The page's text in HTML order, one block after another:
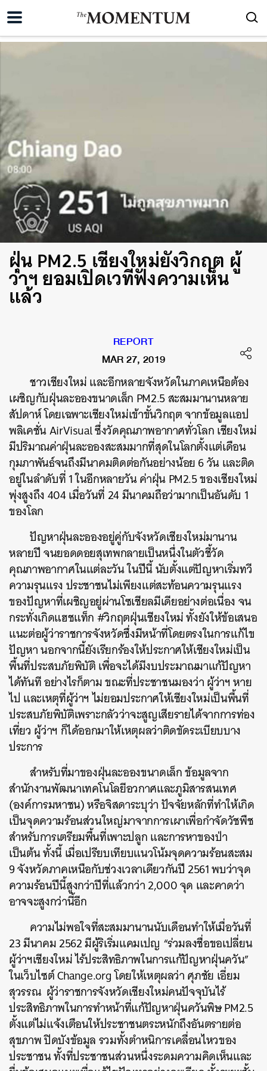
ฝุ่น PM2.5 เชียงใหม่ยังวิกฤต ผู้
ว่าฯ ยอมเปิดเวทีฟังความเห็น
แล้ว
REPORT
MAR 27, 2019
ชาวเชียงใหม่ และอีกหลายจังหวัดในภาคเหนือต้อง
เผชิญกับฝุ่นละอองขนาดเล็ก PM2.5 สะสมมานานหลาย
สัปดาห์ โดยเฉพาะเชียงใหม่เข้าขั้นวิกฤต จากข้อมูลแอป
พลิเคชั่น AirVisual ซึ่งวัดคุณภาพอากาศทั่วโลก เชียงใหม่
มีปริมาณค่าฝุ่นละอองสะสมมากที่สุดในโลกตั้งแต่เดือน
กุมภาพันธ์จนถึงมีนาคมติดต่อกันอย่างน้อย 6 วัน และติด
อยู่ในลำดับที่ 1 ในอีกหลายวัน ค่าฝุ่น PM2.5 ของเชียงใหม่
พุ่งสูงถึง 404 เมื่อวันที่ 24 มีนาคมถือว่ามากเป็นอันดับ 1
ของโลก
ปัญหาฝุ่นละอองอยู่คู่กับจังหวัดเชียงใหม่มานาน
หลายปี จนยอดดอยสุเทพกลายเป็นหนึ่งในตัวชี้วัด
คุณภาพอากาศในแต่ละวัน ในปีนี้ นับตั้งแต่ปัญหาเริ่มทวี
ความรุนแรง ประชาชนไม่เพียงแต่สะท้อนความรุนแรง
ของปัญหาที่เผชิญอยู่ผ่านโซเชียลมีเดียอย่างต่อเนื่อง จน
กระทั่งเกิดแฮชแท็ก #วิกฤตฝุ่นเชียงใหม่ ทั้งยังให้ข้อเสนอ
แนะต่อผู้ว่าราชการจังหวัดซึ่งมีหน้าที่โดยตรงในการแก้ไข
ปัญหา นอกจากนี้ยังเรียกร้องให้ประกาศให้เชียงใหม่เป็น
พื้นที่ประสบภัยพิบัติ เพื่อจะได้มีงบประมาณมาแก้ปัญหา
ได้ทันที อย่างไรก็ตาม ขณะที่ประชาชนมองว่า ผู้ว่าฯ หาย
ไป และเหตุที่ผู้ว่าฯ ไม่ยอมประกาศให้เชียงใหม่เป็นพื้นที่
ประสบภัยพิบัติเพราะกลัวว่าจะสูญเสียรายได้จากการท่อง
เที่ยว ผู้ว่าฯ ก็ได้ออกมาให้เหตุผลว่าติดขัดระเบียบบาง
ประการ
สำหรับที่มาของฝุ่นละอองขนาดเล็ก ข้อมูลจาก
สำนักงานพัฒนาเทคโนโลยีอวกาศและภูมิสารสนเทศ
(องค์การมหาชน) หรือจิสดาระบุว่า ปัจจัยหลักที่ทำให้เกิด
เป็นจุดความร้อนส่วนใหญ่มาจากการเผาเพื่อกำจัดวัชพืช
สำหรับการเตรียมพื้นที่เพาะปลูก และการหาของป่า
เป็นต้น ทั้งนี้ เมื่อเปรียบเทียบแนวโน้มจุดความร้อนสะสม
9 จังหวัดภาคเหนือกับช่วงเวลาเดียวกันปี 2561 พบว่าจุด
ความร้อนปีนี้สูงกว่าปีที่แล้วกว่า 2,000 จุด และคาดว่า
อาจจะสูงกว่านี้อีก
ความไม่พอใจที่สะสมมานานนับเดือนทำให้เมื่อวันที่
23 มีนาคม 2562 มีผู้ริเริ่มแคมเปญ “ร่วมลงชื่อขอเปลี่ยน
ผู้ว่าฯเชียงใหม่ ไร้ประสิทธิภาพในการแก้ปัญหาฝุ่นควัน”
ในเว็บไซต์ Change.org โดยให้เหตุผลว่า ศุภชัย เอี่ยม
สุวรรณ ผู้ว่าราชการจังหวัดเชียงใหม่คนปัจจุบันไร้
ประสิทธิภาพในการทำหน้าที่แก้ปัญหาฝุ่นควันพิษ PM2.5
ตั้งแต่ไม่แจ้งเตือนให้ประชาชนตระหนักถึงอันตรายต่อ
สุขภาพ ปิดบังข้อมูล รวมทั้งตำหนิการเคลื่อนไหวของ
ประชาชน ทั้งที่ประชาชนส่วนหนึ่งระดมความคิดเห็นและ